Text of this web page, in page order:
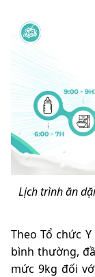
Lịch trình ăn
Theo Tổ chức
bình thường,
mức 9kg đối